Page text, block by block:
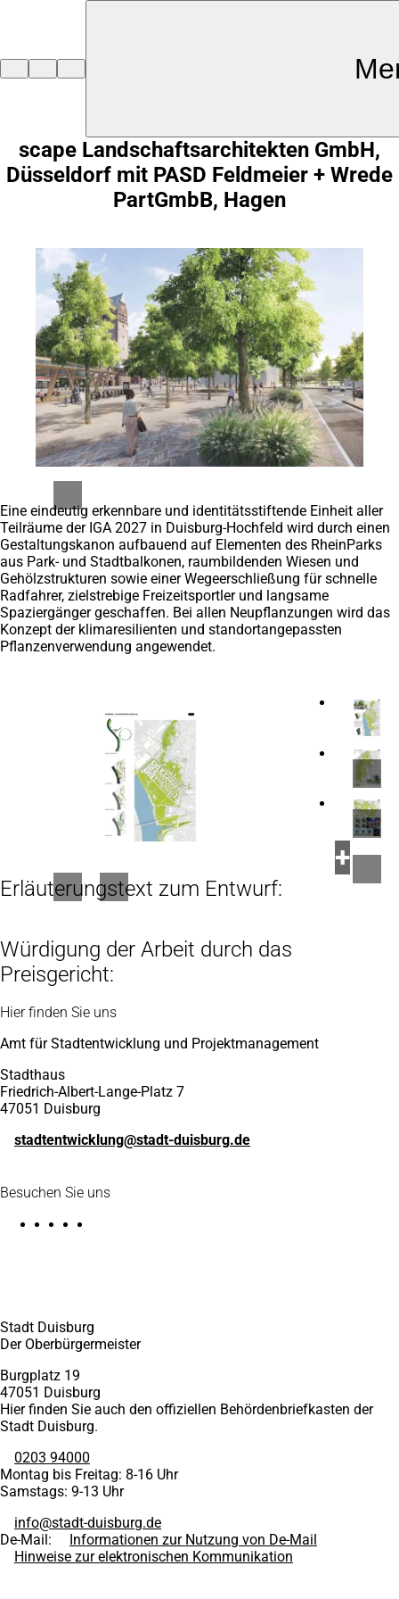
scape Landschaftsarchitekten GmbH,
Düsseldorf mit PASD Feldmeier + Wrede
PartGmbB, Hagen
Eine eindeutig erkennbare und identitätsstiftende Einheit aller
Teilräume der IGA 2027 in Duisburg-Hochfeld wird durch einen
Gestaltungskanon aufbauend auf Elementen des RheinParks
aus Park- und Stadtbalkonen, raumbildenden Wiesen und
Gehölzstrukturen sowie einer Wegeerschließung für schnelle
Radfahrer, zielstrebige Freizeitsportler und langsame
Spaziergänger geschaffen. Bei allen Neupflanzungen wird das
Konzept der klimaresilienten und standortangepassten
Pflanzenverwendung angewendet.
Erläuterungstext zum Entwurf:
Würdigung der Arbeit durch das
Preisgericht:
Fußbereich
Hier finden Sie uns
Amt für Stadtentwicklung und Projektmanagement
Stadthaus
Friedrich-Albert-Lange-Platz 7
47051 Duisburg
stadtentwicklung
stadt-duisburg de
Besuchen Sie uns
Stadt Duisburg
Der Oberbürgermeister
Burgplatz 19
47051 Duisburg
Hier finden Sie auch den offiziellen Behördenbriefkasten der
Stadt Duisburg.
0203 94000
Montag bis Freitag: 8-16 Uhr
Samstags: 9-13 Uhr
info
stadt-duisburg de
De-Mail:
Informationen zur Nutzung von De-Mail
Hinweise zur elektronischen Kommunikation